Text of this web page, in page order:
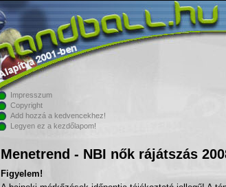
Impresszum
Copyright
Add hozzá a kedvencekhez!
Legyen ez a kezdőlapom!
Menetrend - NBI nők rájátszás
Figyelem!